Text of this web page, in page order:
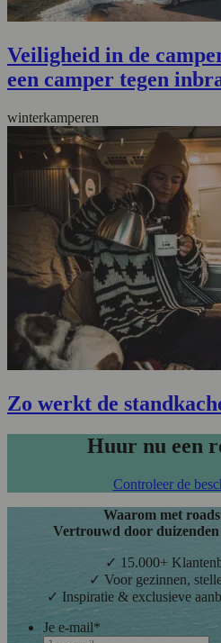
Veiligheid in de
een camper tegen
winterkamperen
Zo werkt de
Huur nu een
Controleer de
Waarom met
Vertrouwd door
✓ 15.000+
✓ Voor gezinnen,
✓ Inspiratie & exclusieve
Je e-mail*